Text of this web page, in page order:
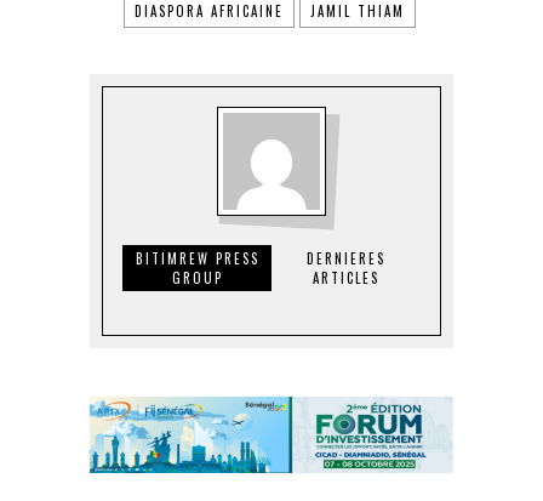
DIASPORA AFRICAINE JAMIL THIAM
BITIMREW PRESS
GROUP
DERNIERES
ARTICLES